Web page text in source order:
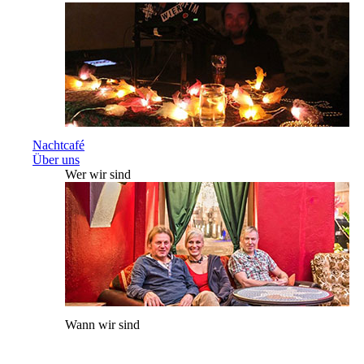
Nachtcafé
Über uns
Wer wir sind
Wann wir sind